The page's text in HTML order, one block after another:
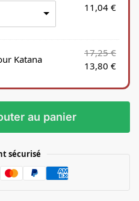
11,04 €
Katana
17,25€
13,80 €
au panier
sécurisé